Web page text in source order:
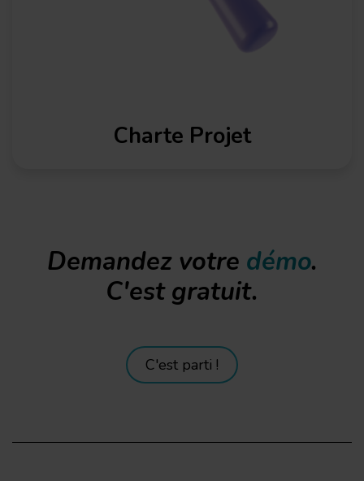
Charte Projet
Demandez votre démo.
C'est gratuit.
C'est parti !